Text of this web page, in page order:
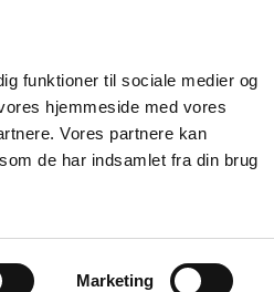
funktioner til sociale medier og
hjemmeside med vores
Vores partnere kan
de har indsamlet fra din brug
Marketing
Om os Kontakt Udgivelser
og salg af
Medicinsk